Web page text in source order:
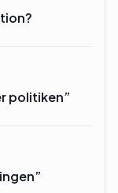
politiken”